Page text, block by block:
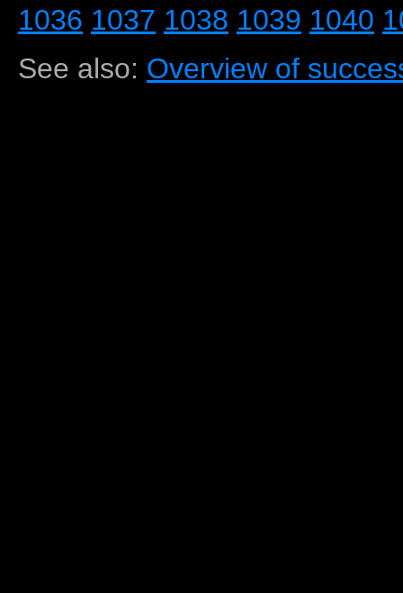
1036 1037 1038 1039 1040
See also: Overview of